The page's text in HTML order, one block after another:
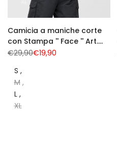
Camicia a maniche corte
con Stampa '' Face '' Art.
Cm237
Prezzo
€29,90Prezzo
€19,90
S
M
L
XL